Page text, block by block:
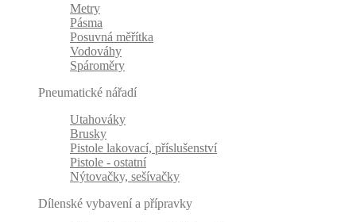
Metry
Pásma
Posuvná měřítka
Vodováhy
Spároměry
Pneumatické nářadí
Utahováky
Brusky
Pistole lakovací, příslušenství
Pistole - ostatní
Nýtovačky, sešívačky
Dílenské vybavení a přípravky